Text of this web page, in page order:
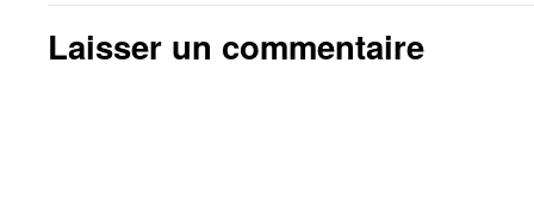
Laisser un commentaire